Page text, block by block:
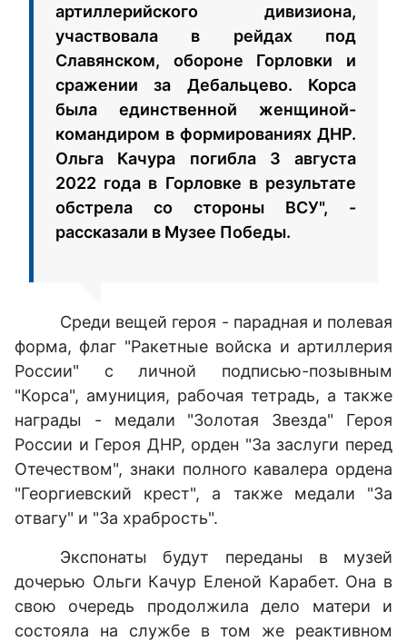
артиллерийского дивизиона,
участвовала в рейдах под
Славянском, обороне Горловки и
сражении за Дебальцево. Корса
была единственной женщиной-
командиром в формированиях ДНР.
Ольга Качура погибла 3 августа
2022 года в Горловке в результате
обстрела со стороны ВСУ", -
рассказали в Музее Победы.
Среди вещей героя - парадная и полевая
форма, флаг "Ракетные войска и артиллерия
России" с личной подписью-позывным
"Корса", амуниция, рабочая тетрадь, а также
награды - медали "Золотая Звезда" Героя
России и Героя ДНР, орден "За заслуги перед
Отечеством", знаки полного кавалера ордена
"Георгиевский крест", а также медали "За
отвагу" и "За храбрость".
Экспонаты будут переданы в музей
дочерью Ольги Качур Еленой Карабет. Она в
свою очередь продолжила дело матери и
состояла на службе в том же реактивном